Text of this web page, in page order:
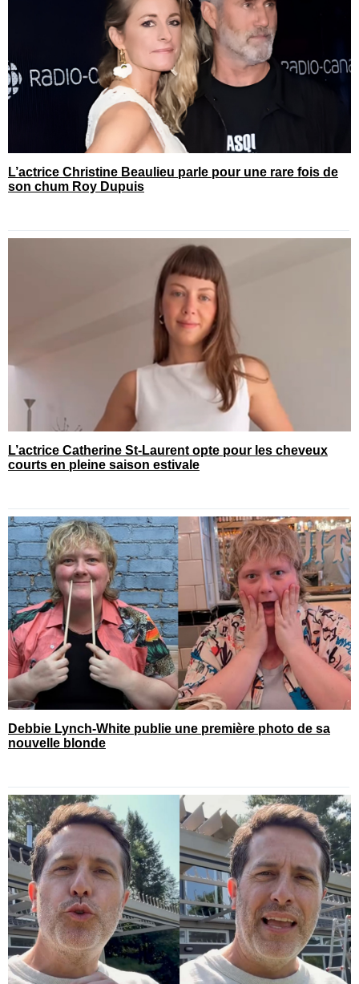
L’actrice Christine Beaulieu parle pour une rare fois de
son chum Roy Dupuis
L’actrice Catherine St-Laurent opte pour les cheveux
courts en pleine saison estivale
Debbie Lynch-White publie une première photo de sa
nouvelle blonde